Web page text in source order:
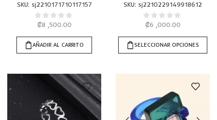
SKU: sj2210171710117157
₡8 ,500.00
AÑADIR AL CARRITO
SKU: sj2210229149918612
₡6 ,000.00
SELECCIONAR OPCIONES